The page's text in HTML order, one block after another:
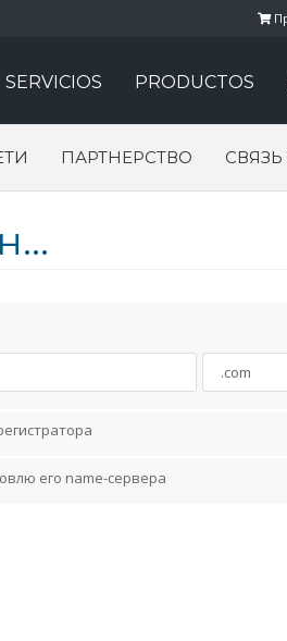
SERVICIOS PRODUCTOS
ПАРТНЕРСТВО
его name-сервера